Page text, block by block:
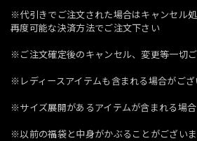
※代引きでご注文された場合はキャンセル
再度可能な決済方法でご注文下さい
※ご注文確定後のキャンセル、変更等一切ご
※レディースアイテムも含まれる場合がござ
※サイズ展開があるアイテムが含まれる場
※以前の福袋と中身がかぶることがござい